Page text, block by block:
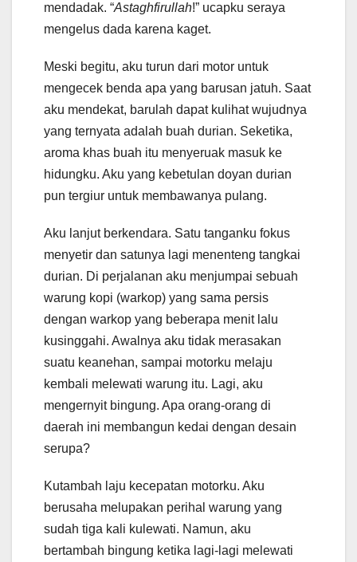
mendadak. “Astaghfirullah!” ucapku seraya
mengelus dada karena kaget.
Meski begitu, aku turun dari motor untuk
mengecek benda apa yang barusan jatuh. Saat
aku mendekat, barulah dapat kulihat wujudnya
yang ternyata adalah buah durian. Seketika,
aroma khas buah itu menyeruak masuk ke
hidungku. Aku yang kebetulan doyan durian
pun tergiur untuk membawanya pulang.
Aku lanjut berkendara. Satu tanganku fokus
menyetir dan satunya lagi menenteng tangkai
durian. Di perjalanan aku menjumpai sebuah
warung kopi (warkop) yang sama persis
dengan warkop yang beberapa menit lalu
kusinggahi. Awalnya aku tidak merasakan
suatu keanehan, sampai motorku melaju
kembali melewati warung itu. Lagi, aku
mengernyit bingung. Apa orang-orang di
daerah ini membangun kedai dengan desain
serupa?
Kutambah laju kecepatan motorku. Aku
berusaha melupakan perihal warung yang
sudah tiga kali kulewati. Namun, aku
bertambah bingung ketika lagi-lagi melewati